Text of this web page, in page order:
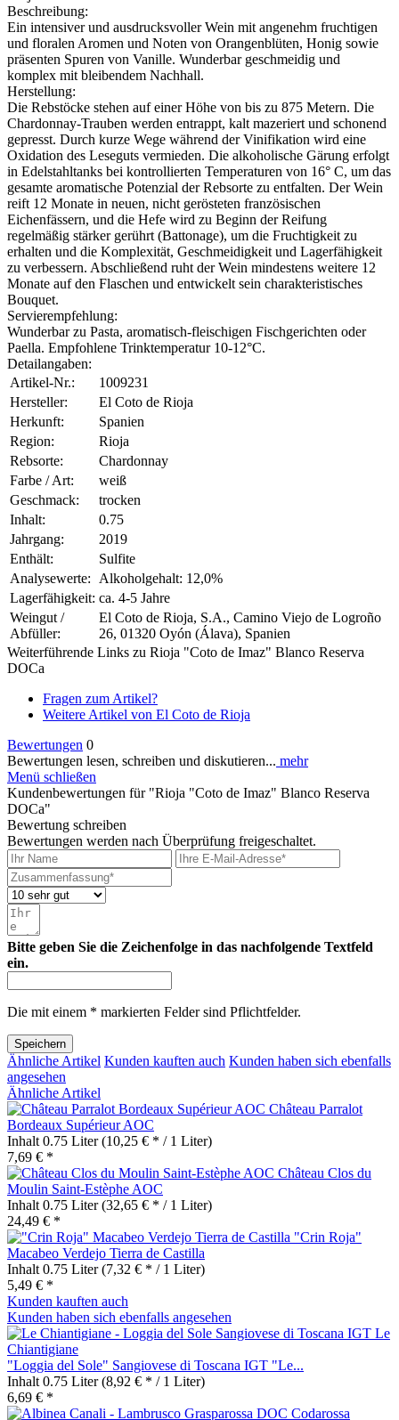
Beschreibung:
Ein intensiver und ausdrucksvoller Wein mit angenehm fruchtigen
und floralen Aromen und Noten von Orangenblüten, Honig sowie
präsenten Spuren von Vanille. Wunderbar geschmeidig und
komplex mit bleibendem Nachhall.
Herstellung:
Die Rebstöcke stehen auf einer Höhe von bis zu 875 Metern. Die
Chardonnay-Trauben werden entrappt, kalt mazeriert und schonend
gepresst. Durch kurze Wege während der Vinifikation wird eine
Oxidation des Leseguts vermieden. Die alkoholische Gärung erfolgt
in Edelstahltanks bei kontrollierten Temperaturen von 16° C, um das
gesamte aromatische Potenzial der Rebsorte zu entfalten. Der Wein
reift 12 Monate in neuen, nicht gerösteten französischen
Eichenfässern, und die Hefe wird zu Beginn der Reifung
regelmäßig stärker gerührt (Battonage), um die Fruchtigkeit zu
erhalten und die Komplexität, Geschmeidigkeit und Lagerfähigkeit
zu verbessern. Abschließend ruht der Wein mindestens weitere 12
Monate auf den Flaschen und entwickelt sein charakteristisches
Bouquet.
Servierempfehlung:
Wunderbar zu Pasta, aromatisch-fleischigen Fischgerichten oder
Paella. Empfohlene Trinktemperatur 10-12°C.
Detailangaben:
Artikel-Nr.:
1009231
Hersteller:
El Coto de Rioja
Herkunft:
Spanien
Region:
Rioja
Rebsorte:
Chardonnay
Farbe / Art:
weiß
Geschmack:
trocken
Inhalt:
0.75
Jahrgang:
2019
Enthält:
Sulfite
Analysewerte:
Alkoholgehalt: 12,0%
Lagerfähigkeit: ca. 4-5 Jahre
Weingut /
Abfüller:
El Coto de Rioja, S.A., Camino Viejo de Logroño
26, 01320 Oyón (Álava), Spanien
Weiterführende Links zu Rioja "Coto de Imaz" Blanco Reserva
DOCa
Fragen zum Artikel?
Weitere Artikel von El Coto de Rioja
Bewertungen 0
Bewertungen lesen, schreiben und diskutieren... mehr
Menü schließen
Kundenbewertungen für "Rioja "Coto de Imaz" Blanco Reserva
DOCa"
Bewertung schreiben
Bewertungen werden nach Überprüfung freigeschaltet.
Bitte geben Sie die Zeichenfolge in das nachfolgende Textfeld
ein.
Die mit einem * markierten Felder sind Pflichtfelder.
Speichern
Ähnliche Artikel Kunden kauften auch Kunden haben sich ebenfalls
angesehen
Ähnliche Artikel
Château Parralot
Bordeaux Supérieur AOC
Inhalt 0.75 Liter(10,25 € * / 1 Liter)
7,69 € *
Château Clos du
Moulin Saint-Estèphe AOC
Inhalt 0.75 Liter(32,65 € * / 1 Liter)
24,49 € *
"Crin Roja"
Macabeo Verdejo Tierra de Castilla
Inhalt 0.75 Liter(7,32 € * / 1 Liter)
5,49 € *
Kunden kauften auch
Kunden haben sich ebenfalls angesehen
"Loggia del Sole" Sangiovese di Toscana IGT "Le...
Inhalt 0.75 Liter(8,92 € * / 1 Liter)
6,69 € *